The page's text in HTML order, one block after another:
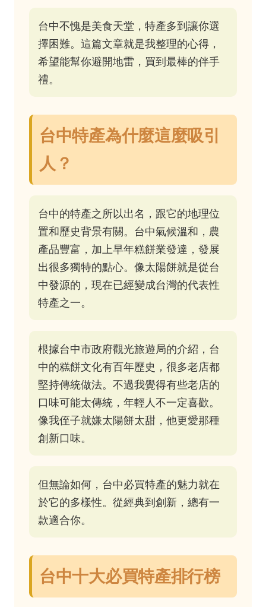
台中不愧是美食天堂，特產多到讓你選
擇困難。這篇文章就是我整理的心得，
希望能幫你避開地雷，買到最棒的伴手
禮。
台中特產為什麼這麼吸引
人？
台中的特產之所以出名，跟它的地理位
置和歷史背景有關。台中氣候溫和，農
產品豐富，加上早年糕餅業發達，發展
出很多獨特的點心。像太陽餅就是從台
中發源的，現在已經變成台灣的代表性
特產之一。
根據台中市政府觀光旅遊局的介紹，台
中的糕餅文化有百年歷史，很多老店都
堅持傳統做法。不過我覺得有些老店的
口味可能太傳統，年輕人不一定喜歡。
像我侄子就嫌太陽餅太甜，他更愛那種
創新口味。
但無論如何，台中必買特產的魅力就在
於它的多樣性。從經典到創新，總有一
款適合你。
台中十大必買特產排行榜